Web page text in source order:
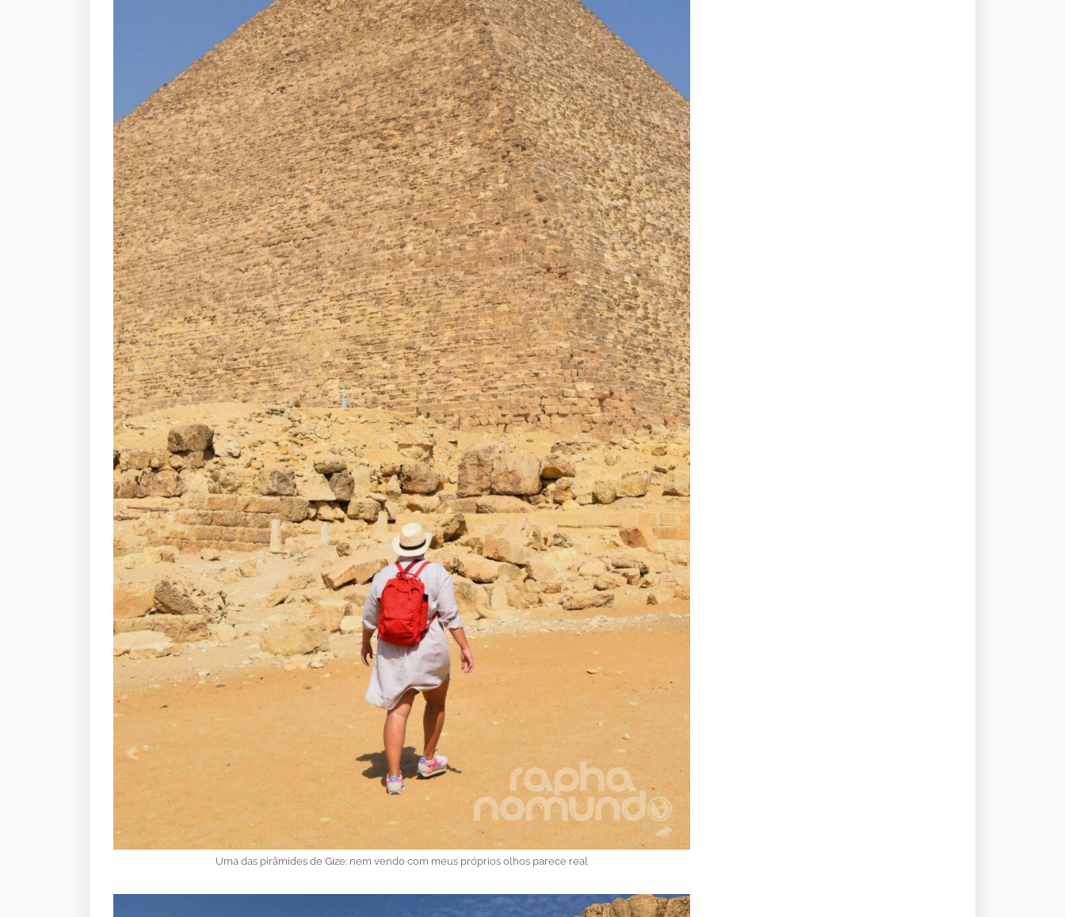
Uma das pirâmides de Gize: nem vendo com meus próprios olhos parece real